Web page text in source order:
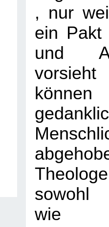
, nur
ein Pakt
und
sowohl
wie